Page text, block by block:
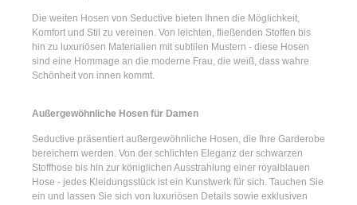
Die weiten Hosen von Seductive bieten Ihnen die Möglichkeit,
Komfort und Stil zu vereinen. Von leichten, fließenden Stoffen bis
hin zu luxuriösen Materialien mit subtilen Mustern - diese Hosen
sind eine Hommage an die moderne Frau, die weiß, dass wahre
Schönheit von innen kommt.
Außergewöhnliche Hosen für Damen
Seductive präsentiert außergewöhnliche Hosen, die Ihre Garderobe
bereichern werden. Von der schlichten Eleganz der schwarzen
Stoffhose bis hin zur königlichen Ausstrahlung einer royalblauen
Hose - jedes Kleidungsstück ist ein Kunstwerk für sich. Tauchen Sie
ein und lassen Sie sich von luxuriösen Details sowie exklusiven